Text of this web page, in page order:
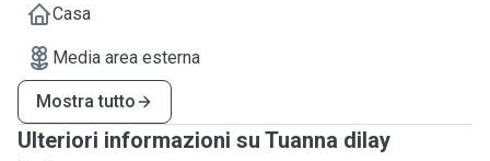
Casa
Media area esterna
Mostra tutto
Ulteriori informazioni su Tuanna dilay